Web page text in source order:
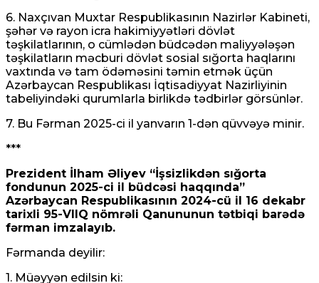
6. Naxçıvan Muxtar Respublikasının Nazirlər Kabineti,
şəhər və rayon icra hakimiyyətləri dövlət
təşkilatlarının, o cümlədən büdcədən maliyyələşən
təşkilatların məcburi dövlət sosial sığorta haqlarını
vaxtında və tam ödəməsini təmin etmək üçün
Azərbaycan Respublikası İqtisadiyyat Nazirliyinin
tabeliyindəki qurumlarla birlikdə tədbirlər görsünlər.
7. Bu Fərman 2025-ci il yanvarın 1-dən qüvvəyə minir.
***
Prezident İlham Əliyev “İşsizlikdən sığorta
fondunun 2025-ci il büdcəsi haqqında”
Azərbaycan Respublikasının 2024-cü il 16 dekabr
tarixli 95-VIIQ nömrəli Qanununun tətbiqi barədə
fərman imzalayıb.
Fərmanda deyilir:
1. Müəyyən edilsin ki: